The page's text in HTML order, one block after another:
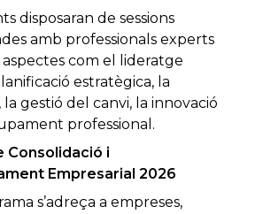
disposaran de sessions
amb professionals experts
com el lideratge
estratègica, la
gestió del canvi, la innovació
professional.
Consolidació i
Empresarial 2026
s’adreça a empreses,